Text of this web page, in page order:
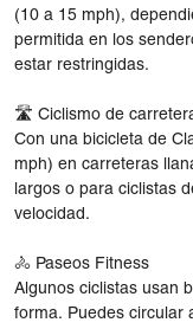
(10 a 15 mph),
permitida en los
estar restringidas.
🛣 Ciclismo de
Con una bicicleta de
mph) en carreteras
largos o para ciclistas
velocidad.
🚴 Paseos Fitness
Algunos ciclistas usan
forma. Puedes circular